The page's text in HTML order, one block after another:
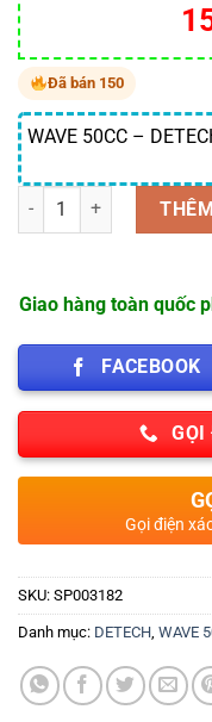
Đã bán 150
WAVE 50CC –
Số lượng
Giao hàng toàn quốc
FACEBOOK
Gọi điện
SKU: SP003182
Danh mục: DETECH, WAVE